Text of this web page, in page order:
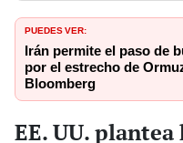
PUEDES VER:
Irán permite el paso de
por el estrecho de
Bloomberg
EE. UU.